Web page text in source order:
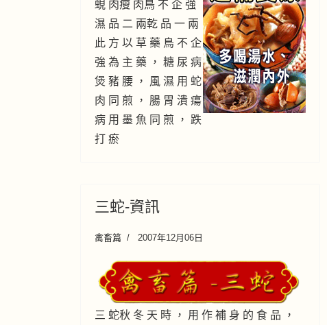
蜆 肉瘦 肉鳥 不 企 強
濕 品 二 兩乾 品 一 兩
此 方 以 草 藥 鳥 不 企
強 為 主 藥 ， 糖 尿 病
煲 豬 腰 ， 風 濕 用 蛇
肉 同 煎 ， 腸 胃 潰 瘍
病 用 墨 魚 同 煎 ， 跌
打 瘀
三蛇-資訊
禽畜篇 2007年12月06日
三 蛇秋 冬 天 時 ， 用 作 補 身 的 食 品 ，